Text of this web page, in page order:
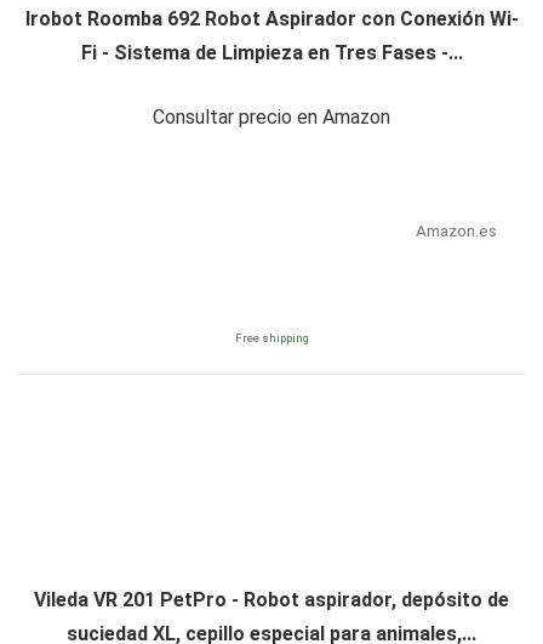
Irobot Roomba 692 Robot Aspirador con Conexión Wi-
Fi - Sistema de Limpieza en Tres Fases -...
Consultar precio en Amazon
Amazon.es
Free shipping
Vileda VR 201 PetPro - Robot aspirador, depósito de
suciedad XL, cepillo especial para animales,...